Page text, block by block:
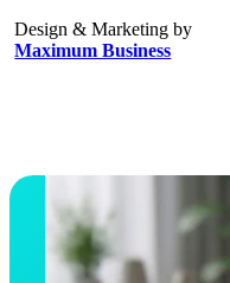
Design & Marketing by
Maximum Business